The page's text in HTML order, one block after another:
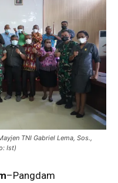
TNI Gabriel Lema, Sos.,
Ist)
–Pangdam